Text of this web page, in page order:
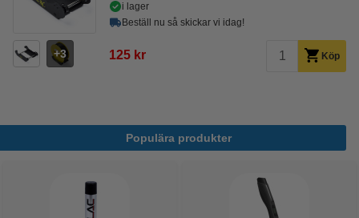
3
i lager
Beställ nu så skickar vi idag!
125 kr Köp
Populära produkter